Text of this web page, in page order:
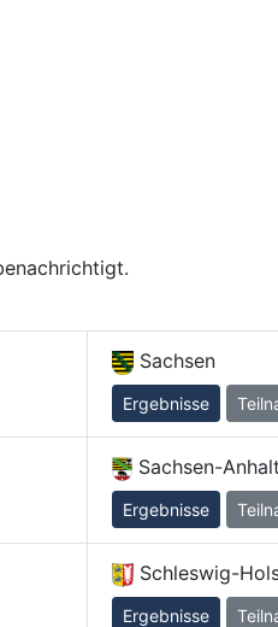
Sachsen
Ergebnisse
Sachsen-Anhalt
Ergebnisse
Schleswig-
Ergebnisse